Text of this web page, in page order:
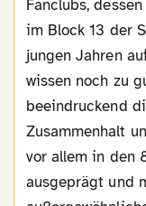
Fanclubs,
im Block 13 der
jungen Jahren
wissen noch zu
beeindruckend
Zusammenhalt
vor allem in den
ausgeprägt und